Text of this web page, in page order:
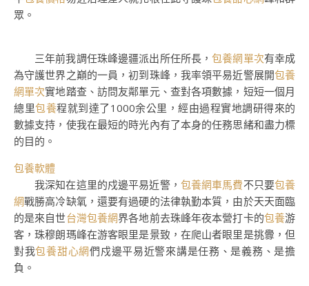
眾。
三年前我調任珠峰邊疆派出所任所長，包養網單次有幸成
為守護世界之巔的一員，初到珠峰，我率領平易近警展開包養
網單次實地踏查、訪問友鄰單元、查對各項數據，短短一個月
總里包養程就到達了1000余公里，經由過程實地調研得來的
數據支持，使我在最短的時光內有了本身的任務思緒和盡力標
的目的。
包養軟體
我深知在這里的戍邊平易近警， 包養網車馬費不只要包養
網戰勝高冷缺氧，還要有過硬的法律執勤本質，由於天天面臨
的是來自世台灣包養網界各地前去珠峰年夜本營打卡的包養游
客，珠穆朗瑪峰在游客眼里是景致，在爬山者眼里是挑釁，但
對我包養甜心網們戍邊平易近警來講是任務、是義務、是擔
負。